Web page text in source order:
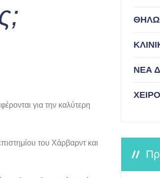
για την καλύτερη
του Χάρβαρντ και
ΝΕΑ